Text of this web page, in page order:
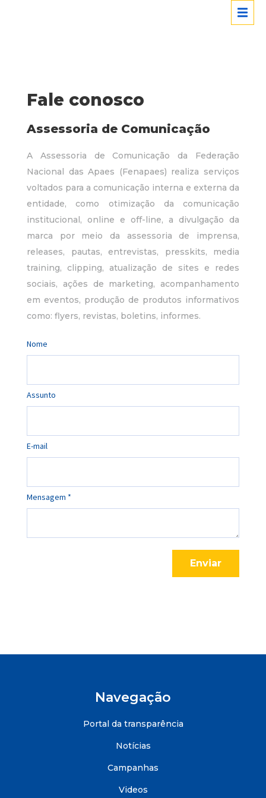
Fale conosco
Assessoria de Comunicação
A Assessoria de Comunicação da Federação
Nacional das Apaes (Fenapaes) realiza serviços
voltados para a comunicação interna e externa da
entidade, como otimização da comunicação
institucional, online e off-line, a divulgação da
marca por meio da assessoria de imprensa,
releases, pautas, entrevistas, presskits, media
training, clipping, atualização de sites e redes
sociais, ações de marketing, acompanhamento
em eventos, produção de produtos informativos
como: flyers, revistas, boletins, informes.
Nome
Assunto
E-mail
Mensagem *
Enviar
Navegação
Portal da transparência
Notícias
Campanhas
Videos